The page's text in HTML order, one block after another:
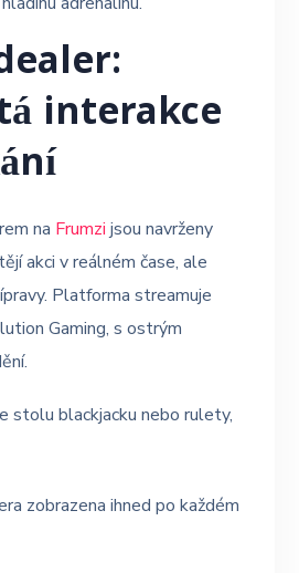
interakce
na Frumzi jsou navrženy
akci v reálném čase, ale
Platforma streamuje
Gaming, s ostrým
stolu blackjacku nebo rulety,
zobrazena ihned po každém